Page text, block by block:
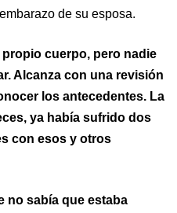
de su esposa.
cuerpo, pero nadie
Alcanza con una revisión
los antecedentes. La
ya había sufrido dos
con esos y otros
no sabía que estaba